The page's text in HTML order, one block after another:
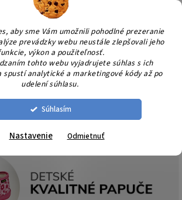
aby sme Vám umožnili pohodlné prezeranie
prevádzky webu neustále zlepšovali jeho
výkon a použiteľnosť.
tohto webu vyjadrujete súhlas s ich
spustí analytické a marketingové kódy až po
udelení súhlasu.
Súhlasím
Nastavenie Odmietnuť